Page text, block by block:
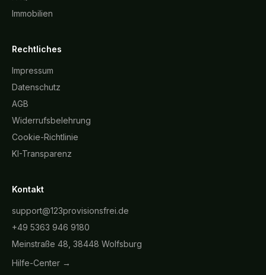
Immobilien
Rechtliches
Impressum
Datenschutz
AGB
Widerrufsbelehrung
Cookie-Richtlinie
KI-Transparenz
Kontakt
support@123provisionsfrei.de
+49 5363 946 9180
Meinstraße 48, 38448 Wolfsburg
Hilfe-Center →